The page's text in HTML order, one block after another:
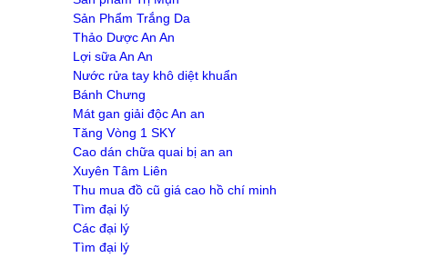
Sản Phẩm Trắng Da
Thảo Dược An An
Lợi sữa An An
Nước rửa tay khô diệt khuẩn
Bánh Chưng
Mát gan giải độc An an
Tăng Vòng 1 SKY
Cao dán chữa quai bị an an
Xuyên Tâm Liên
Thu mua đồ cũ giá cao hồ chí minh
Tìm đại lý
Các đại lý
Tìm đại lý